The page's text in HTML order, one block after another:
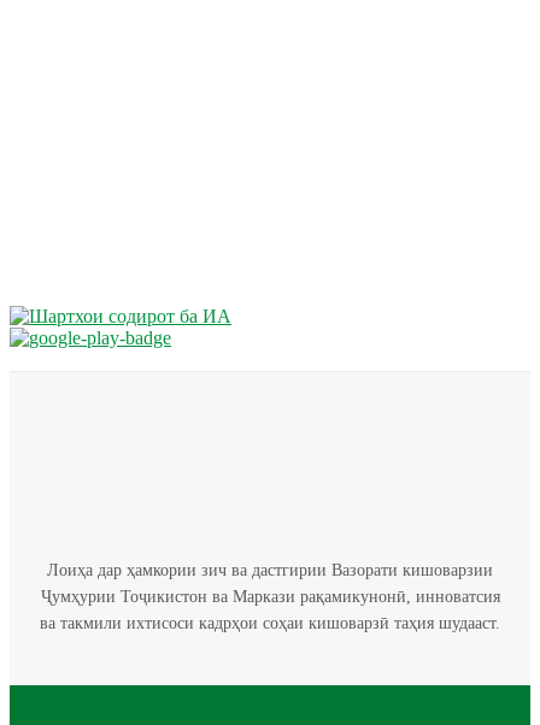
Лоиҳа дар ҳамкории зич ва дастгирии Вазорати кишоварзии
Ҷумҳурии Тоҷикистон ва Маркази рақамикунонӣ, инноватсия
ва такмили ихтисоси кадрҳои соҳаи кишоварзӣ таҳия шудааст.